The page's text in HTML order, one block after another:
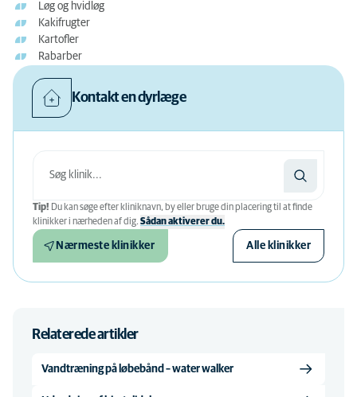
Løg og hvidløg
Kakifrugter
Kartofler
Rabarber
Kontakt en dyrlæge
Tip! Du kan søge efter kliniknavn, by eller bruge din placering til at finde
klinikker i nærheden af ​​dig. Sådan aktiverer du.
Nærmeste klinikker Alle klinikker
Relaterede artikler
Vandtræning på løbebånd – water walker